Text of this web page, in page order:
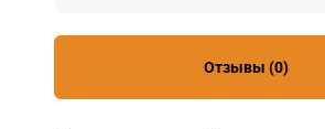
Отзывы (0)